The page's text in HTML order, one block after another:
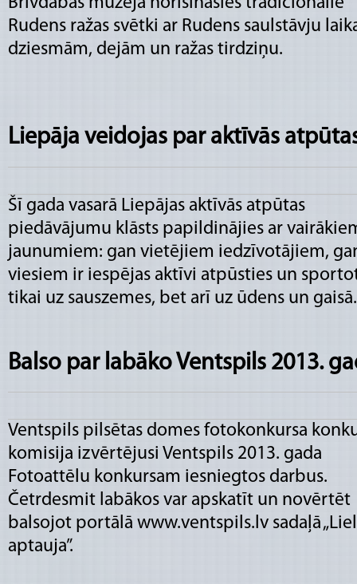
Rudens ražas svētki ar Rudens saulstāvju
dziesmām, dejām un ražas tirdziņu.
Liepāja veidojas par aktīvās
Šī gada vasarā Liepājas aktīvās atpūtas
piedāvājumu klāsts papildinājies ar
jaunumiem: gan vietējiem iedzīvotājiem,
viesiem ir iespējas aktīvi atpūsties un
tikai uz sauszemes, bet arī uz ūdens un gaisā.
Balso par labāko Ventspils 2013.
Ventspils pilsētas domes fotokonkursa
komisija izvērtējusi Ventspils 2013. gada
Fotoattēlu konkursam iesniegtos darbus.
Četrdesmit labākos var apskatīt un novērtēt
balsojot portālā www.ventspils.lv sadaļā
aptauja”.